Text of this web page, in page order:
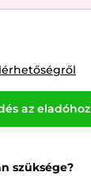
az eladóhoz
szüksége?